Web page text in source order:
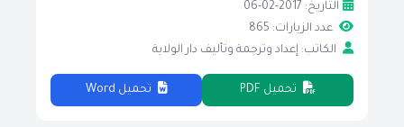
التاريخ: 2017-02-06
عدد الزيارات: 865
الكاتب: إعداد وترجمة وتأليف دار الولاية
تحميل PDF تحميل Word